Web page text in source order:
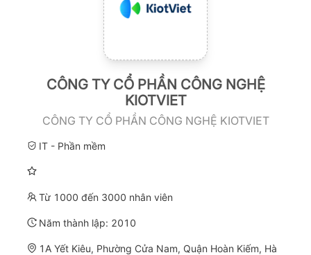
CÔNG TY CỔ PHẦN CÔNG NGHỆ
KIOTVIET
CÔNG TY CỔ PHẦN CÔNG NGHỆ KIOTVIET
IT - Phần mềm
Từ 1000 đến 3000 nhân viên
Năm thành lập: 2010
1A Yết Kiêu, Phường Cửa Nam, Quận Hoàn Kiếm, Hà